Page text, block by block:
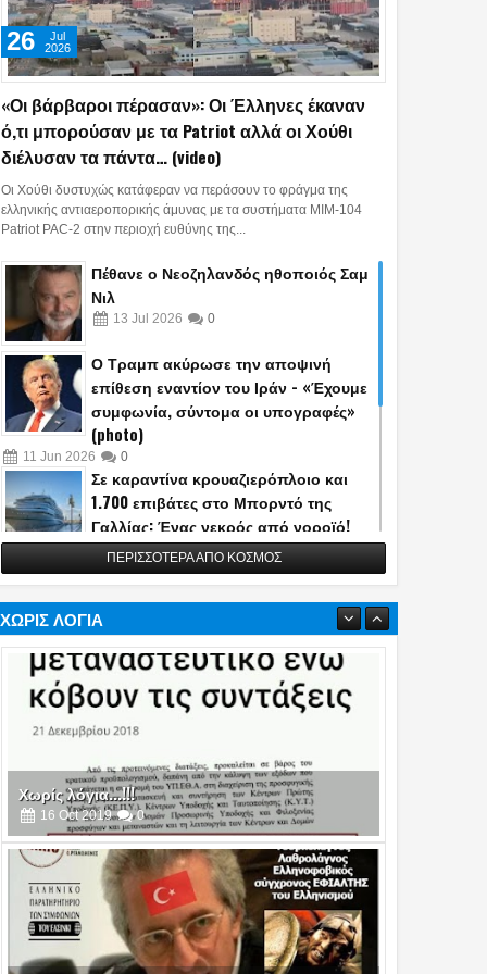
23 και
κάηκαν στην
που μαίνεται στο
Εγκλωβίστηκαν
όχημα
Jul
2026
«Έφυγε» από τη ζωή σε
ηλικία 75 ετών ο
Αθανασίου
02
Jun
στην Αθήνα:
«Οι βάρβαροι πέρασαν»: Οι Έλληνες έκαναν
ό,τι μπορούσαν με τα Patriot αλλά οι Χούθι
διέλυσαν τα πάντα… (video)
26
Jul
2026
Οι Χούθι δυστυχώς κατάφεραν να περάσουν το φράγμα της
ελληνικής αντιαεροπορικής άμυνας με τα συστήματα MIM-104
Patriot PAC-2 στην περιοχή ευθύνης της...
Πέθανε ο Νεοζηλανδός ηθοποιός Σαμ
Νιλ
13 Jul 2026 0
Ο Τραμπ ακύρωσε την αποψινή
επίθεση εναντίον του Ιράν - «Έχουμε
συμφωνία, σύντομα οι υπογραφές»
(photo)
11 Jun 2026 0
Σε καραντίνα κρουαζιερόπλοιο και
1.700 επιβάτες στο Μπορντό της
Γαλλίας: Ένας νεκρός από νοροϊό!
13 May 2026 0
Η Τουρκία αποκάλυψε την κατασκευή
Yildirimhan ακτίνας δράσης 6.000 χλμ.!
(video)
06 May 2026 0
Πυρά στο δείπνο ανταποκριτών του
Λευκού Οίκου - Απομακρύνθηκε ο
Τραμπ
ΠΕΡΙΣΣΟΤΕΡΑ ΑΠΟ ΚΟΣΜΟΣ
ΧΩΡΙΣ ΛΟΓΙΑ
Χωρίς λόγια...!!!
16 Oct 2019 0